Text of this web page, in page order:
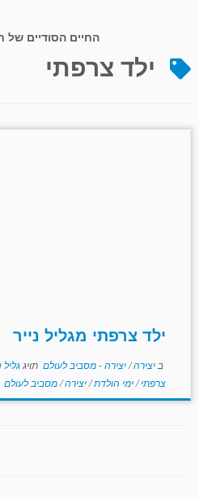
החיים הסודיים של
ילד צרפתי
ילד צרפתי מגליל נייר
ב יצירה/יצירה - מסביב לעולם תויגגליל
צרפתי/ימי הולדת/יצירה/מסביב לעולם